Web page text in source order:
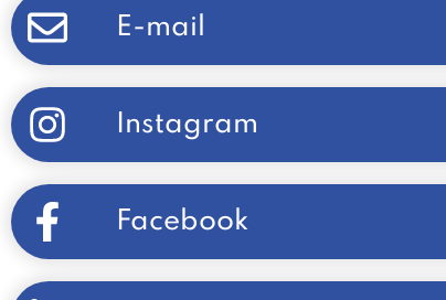
E-mail
Instagram
Facebook